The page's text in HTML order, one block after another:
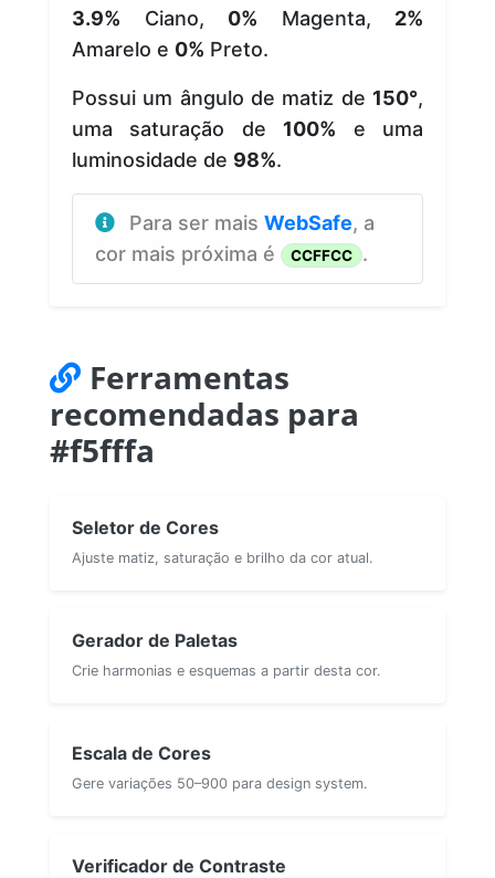
3.9% Ciano, 0% Magenta, 2%
Amarelo e 0% Preto.
Possui um ângulo de matiz de 150°,
uma saturação de 100% e uma
luminosidade de 98%.
Para ser mais WebSafe, a
cor mais próxima é
CCFFCC .
Ferramentas
recomendadas para
#f5fffa
Seletor de Cores
Ajuste matiz, saturação e brilho da cor atual.
Gerador de Paletas
Crie harmonias e esquemas a partir desta cor.
Escala de Cores
Gere variações 50–900 para design system.
Verificador de Contraste